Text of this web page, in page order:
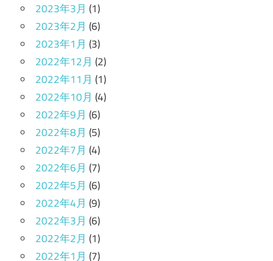
2023年3月 (1)
2023年2月 (6)
2023年1月 (3)
2022年12月 (2)
2022年11月 (1)
2022年10月 (4)
2022年9月 (6)
2022年8月 (5)
2022年7月 (4)
2022年6月 (7)
2022年5月 (6)
2022年4月 (9)
2022年3月 (6)
2022年2月 (1)
2022年1月 (7)